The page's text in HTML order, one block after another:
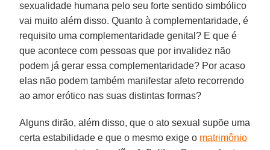
sexualidade humana pelo seu forte sentido simbólico
vai muito além disso. Quanto à complementaridade, é
requisito uma complementaridade genital? E que é
que acontece com pessoas que por invalidez não
podem já gerar essa complementaridade? Por acaso
elas não podem também manifestar afeto recorrendo
ao amor erótico nas suas distintas formas?
Alguns dirão, além disso, que o ato sexual supõe uma
certa estabilidade e que o mesmo exige o matrimônio